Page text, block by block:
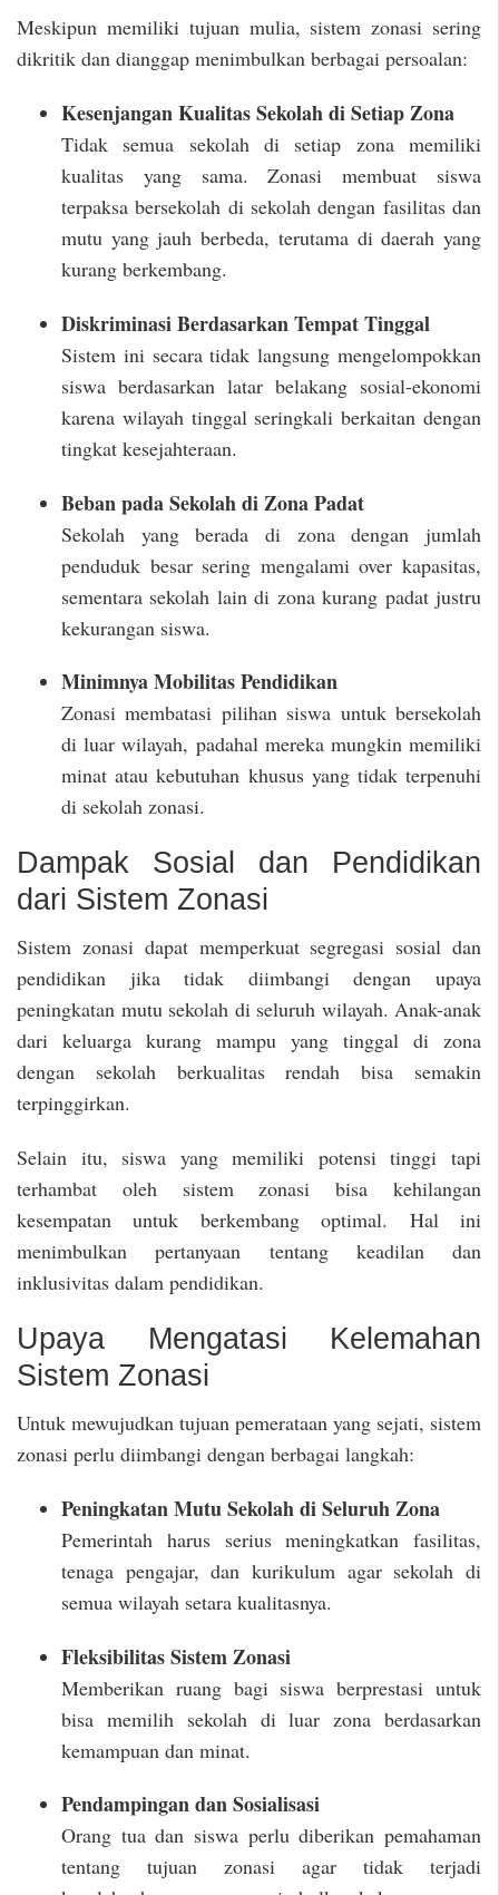
Meskipun memiliki tujuan mulia, sistem zonasi sering
dikritik dan dianggap menimbulkan berbagai persoalan:
Kesenjangan Kualitas Sekolah di Setiap Zona
Tidak semua sekolah di setiap zona memiliki
kualitas yang sama. Zonasi membuat siswa
terpaksa bersekolah di sekolah dengan fasilitas dan
mutu yang jauh berbeda, terutama di daerah yang
kurang berkembang.
Diskriminasi Berdasarkan Tempat Tinggal
Sistem ini secara tidak langsung mengelompokkan
siswa berdasarkan latar belakang sosial-ekonomi
karena wilayah tinggal seringkali berkaitan dengan
tingkat kesejahteraan.
Beban pada Sekolah di Zona Padat
Sekolah yang berada di zona dengan jumlah
penduduk besar sering mengalami over kapasitas,
sementara sekolah lain di zona kurang padat justru
kekurangan siswa.
Minimnya Mobilitas Pendidikan
Zonasi membatasi pilihan siswa untuk bersekolah
di luar wilayah, padahal mereka mungkin memiliki
minat atau kebutuhan khusus yang tidak terpenuhi
di sekolah zonasi.
Dampak Sosial dan Pendidikan
dari Sistem Zonasi
Sistem zonasi dapat memperkuat segregasi sosial dan
pendidikan jika tidak diimbangi dengan upaya
peningkatan mutu sekolah di seluruh wilayah. Anak-anak
dari keluarga kurang mampu yang tinggal di zona
dengan sekolah berkualitas rendah bisa semakin
terpinggirkan.
Selain itu, siswa yang memiliki potensi tinggi tapi
terhambat oleh sistem zonasi bisa kehilangan
kesempatan untuk berkembang optimal. Hal ini
menimbulkan pertanyaan tentang keadilan dan
inklusivitas dalam pendidikan.
Upaya Mengatasi Kelemahan
Sistem Zonasi
Untuk mewujudkan tujuan pemerataan yang sejati, sistem
zonasi perlu diimbangi dengan berbagai langkah:
Peningkatan Mutu Sekolah di Seluruh Zona
Pemerintah harus serius meningkatkan fasilitas,
tenaga pengajar, dan kurikulum agar sekolah di
semua wilayah setara kualitasnya.
Fleksibilitas Sistem Zonasi
Memberikan ruang bagi siswa berprestasi untuk
bisa memilih sekolah di luar zona berdasarkan
kemampuan dan minat.
Pendampingan dan Sosialisasi
Orang tua dan siswa perlu diberikan pemahaman
tentang tujuan zonasi agar tidak terjadi